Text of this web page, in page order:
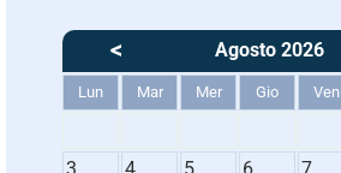
< Agosto 2026
Lun Mar Mer Gio Ven